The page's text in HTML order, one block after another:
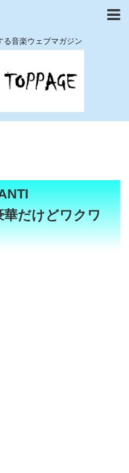
る音楽ウェブマガジン
華だけどワクワ